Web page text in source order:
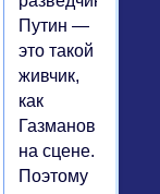
Путин —
это такой
живчик,
как
Газманов
на сцене.
Поэтому